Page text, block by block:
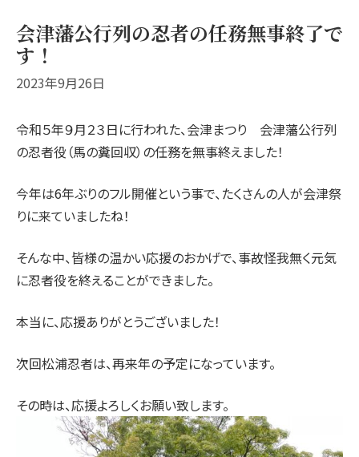
会津藩公行列の忍者の任務無事終了で
す！
2023年9月26日
令和５年９月２３日に行われた、会津まつり 会津藩公行列
の忍者役（馬の糞回収）の任務を無事終えました！
今年は6年ぶりのフル開催という事で、たくさんの人が会津祭
りに来ていましたね！
そんな中、皆様の温かい応援のおかげで、事故怪我無く元気
に忍者役を終えることができました。
本当に、応援ありがとうございました！
次回松浦忍者は、再来年の予定になっています。
その時は、応援よろしくお願い致します。